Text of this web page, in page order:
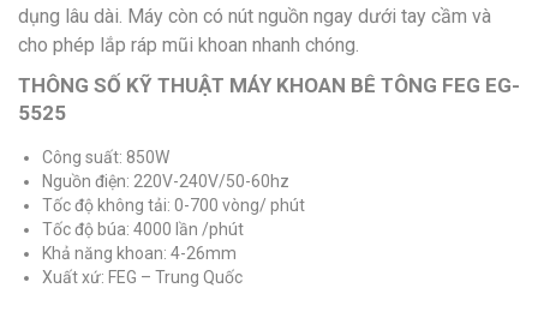
dụng lâu dài. Máy còn có nút nguồn ngay dưới tay cầm và
cho phép lắp ráp mũi khoan nhanh chóng.
THÔNG SỐ KỸ THUẬT MÁY KHOAN BÊ TÔNG FEG EG-
5525
Công suất: 850W
Nguồn điện: 220V-240V/50-60hz
Tốc độ không tải: 0-700 vòng/ phút
Tốc độ búa: 4000 lần /phút
Khả năng khoan: 4-26mm
Xuất xứ: FEG – Trung Quốc